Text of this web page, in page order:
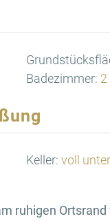
Badezimmer: 2
Keller: voll
ruhigen